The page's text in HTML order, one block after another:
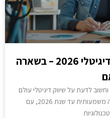
מה שחשוב לדעת: שיווק דיגיטלי 2026 – בשארה
לדעת על שיווק דיגיטלי עולם
השיווק הדיגיטלי צפוי לעבור מהפכה משמעותית עד שנת 2026, עם